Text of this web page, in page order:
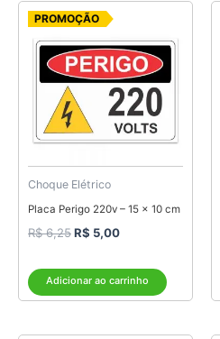
PROMOÇÃO
Choque Elétrico
Placa Perigo 220v – 15 x 10 cm
R$6,25
O
preço
original
era:
R$ 6,25.
R$ 5,00
atual
é:
R$ 5,00.
Adicionar ao carrinho